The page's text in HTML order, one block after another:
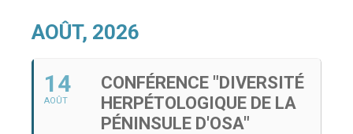
AOÛT, 2026
14
AOÛT
CONFÉRENCE "DIVERSITÉ
HERPÉTOLOGIQUE DE LA
PÉNINSULE D'OSA"